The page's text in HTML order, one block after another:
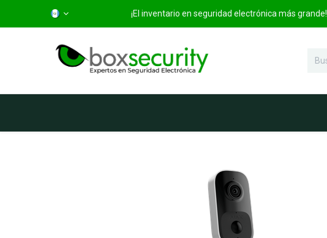
¡El inventario en seguridad electrónica más grande!